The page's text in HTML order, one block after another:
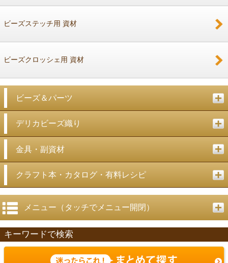
ビーズステッチ用 資材
ビーズクロッシェ用 資材
ビーズ＆パーツ
デリカビーズ織り
金具・副資材
クラフト本・カタログ・有料レシピ
メニュー（タッチでメニュー開閉）
キーワードで検索